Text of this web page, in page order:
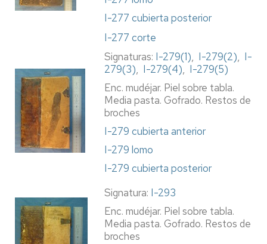
I-277 cubierta posterior
I-277 corte
Signaturas: I-279(1), I-279(2), I-
279(3), I-279(4), I-279(5)
Enc. mudéjar. Piel sobre tabla.
Media pasta. Gofrado. Restos de
broches
I-279 cubierta anterior
I-279 lomo
I-279 cubierta posterior
Signatura: I-293
Enc. mudéjar. Piel sobre tabla.
Media pasta. Gofrado. Restos de
broches